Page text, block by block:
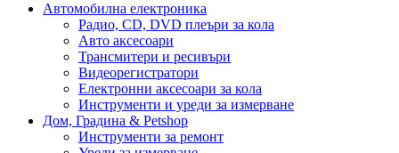
Автомобилна електроника
Радио, CD, DVD плеъри за кола
Авто аксесоари
Трансмитери и ресивъри
Видеорегистратори
Електронни аксесоари за кола
Инструменти и уреди за измерване
Дом, Градина & Petshop
Инструменти за ремонт